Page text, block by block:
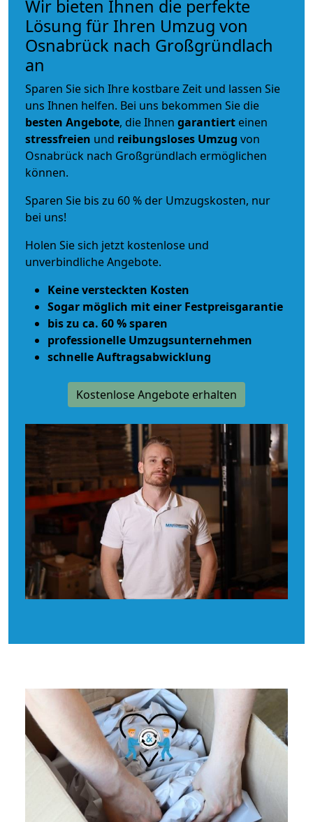
Wir bieten Ihnen die perfekte
Lösung für Ihren Umzug von
Osnabrück nach Großgründlach
an
Sparen Sie sich Ihre kostbare Zeit und lassen Sie
uns Ihnen helfen. Bei uns bekommen Sie die
besten Angebote, die Ihnen garantiert einen
stressfreien und reibungsloses Umzug von
Osnabrück nach Großgründlach ermöglichen
können.
Sparen Sie bis zu 60 % der Umzugskosten, nur
bei uns!
Holen Sie sich jetzt kostenlose und
unverbindliche Angebote.
Keine versteckten Kosten
Sogar möglich mit einer Festpreisgarantie
bis zu ca. 60 % sparen
professionelle Umzugsunternehmen
schnelle Auftragsabwicklung
Kostenlose Angebote erhalten